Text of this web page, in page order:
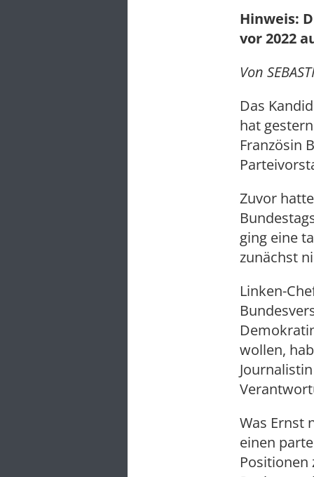
Hinweis:
vor 2022
Von
Das
hat
Französin
Zuvor
ging eine
zunächst
Linken-
wollen,
Was Ernst
einen